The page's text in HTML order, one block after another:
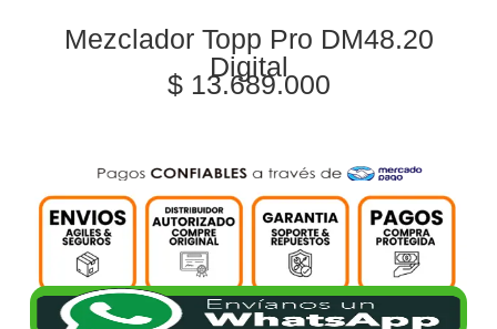
Mezclador Topp Pro DM48.20
Digital
$13.689.000